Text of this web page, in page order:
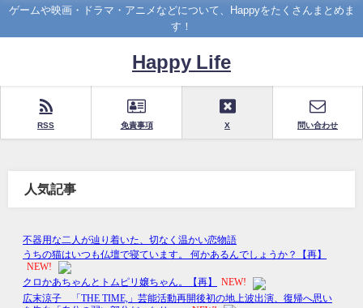
ゲームや映画・ドラマ・アニメなどについて、Happyをたくさんまとめま
す！
Happy Life
RSS 免責事項 X 問い合わせ
人気記事